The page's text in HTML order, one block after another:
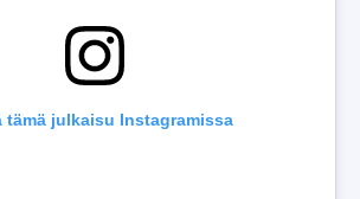
tämä julkaisu Instagramissa